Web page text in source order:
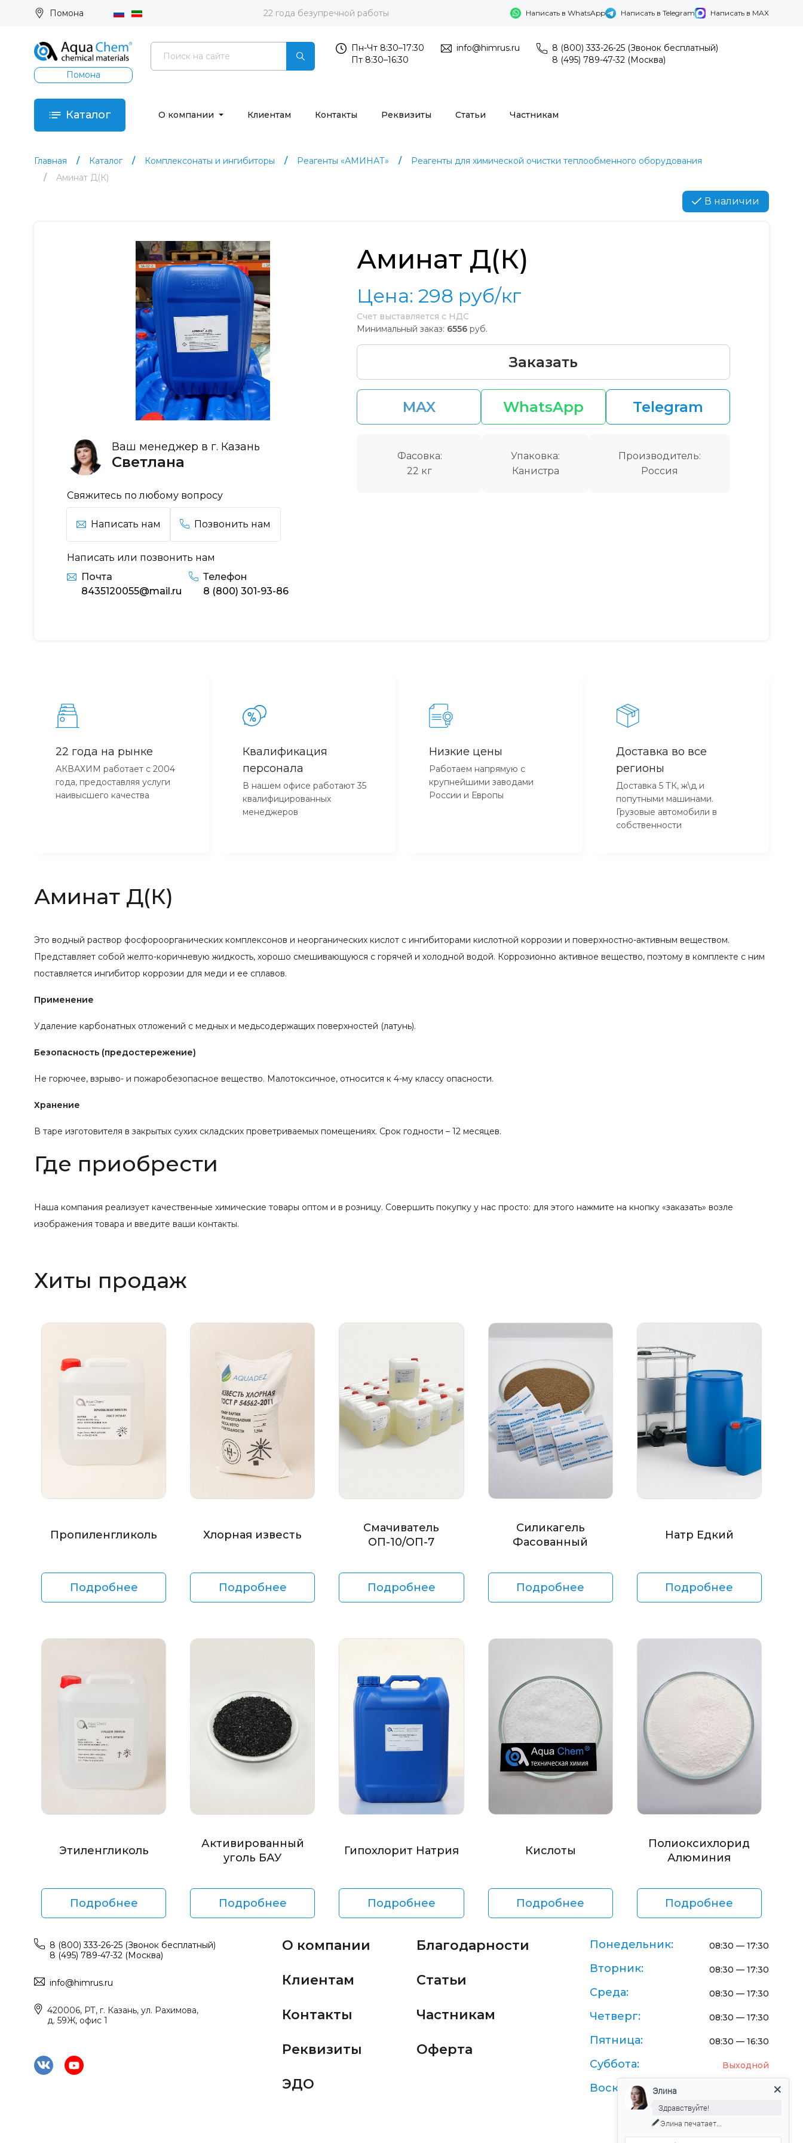
Помона 22 года безупречной работы Написать в WhatsApp Написать в Telegram Написать в MAX
Помона
Пн-Чт 8:30–17:30
Пт 8:30–16:30
info@himrus.ru
8 (800) 333-26-25 (Звонок бесплатный)
8 (495) 789-47-32 (Москва)
Каталог О компании Клиентам Контакты Реквизиты Статьи Частникам
Главная Каталог Комплексонаты и ингибиторы Реагенты «АМИНАТ»
Реагенты для химической очистки теплообменного оборудования
Аминат Д(К)
В наличии
Ваш менеджер в г. Казань
Светлана
Свяжитесь по любому вопросу
Написать нам Позвонить нам
Написать или позвонить нам
Почта
8435120055@mail.ru
Телефон
8 (800) 301-93-86
Аминат Д(К)
Цена: 298 руб/кг
Счет выставляется с НДС
Минимальный заказ: 6556 руб.
Заказать
MAX WhatsApp Telegram
Фасовка:
22 кг
Упаковка:
Канистра
Производитель:
Россия
22 года на рынке
АКВАХИМ работает с 2004
года, предоставляя услуги
наивысшего качества
Квалификация
персонала
В нашем офисе работают 35
квалифицированных
менеджеров
Низкие цены
Работаем напрямую с
крупнейшими заводами
России и Европы
Доставка во все
регионы
Доставка 5 ТК, ж\д и
попутными машинами.
Грузовые автомобили в
собственности
Аминат Д(К)
Это водный раствор фосфороорганических комплексонов и неорганических кислот с ингибиторами кислотной коррозии и поверхностно-активным веществом.
Представляет собой желто-коричневую жидкость, хорошо смешивающуюся с горячей и холодной водой. Коррозионно активное вещество, поэтому в комплекте с ним
поставляется ингибитор коррозии для меди и ее сплавов.
Применение
Удаление карбонатных отложений с медных и медьсодержащих поверхностей (латунь).
Безопасность (предостережение)
Не горючее, взрыво- и пожаробезопасное вещество. Малотоксичное, относится к 4-му классу опасности.
Хранение
В таре изготовителя в закрытых сухих складских проветриваемых помещениях. Срок годности – 12 месяцев.
Где приобрести
Наша компания реализует качественные химические товары оптом и в розницу. Совершить покупку у нас просто: для этого нажмите на кнопку «заказать» возле
изображения товара и введите ваши контакты.
Хиты продаж
Пропиленгликоль
Подробнее
Хлорная известь
Подробнее
Смачиватель
ОП-10/ОП-7
Подробнее
Силикагель
Фасованный
Подробнее
Натр Едкий
Подробнее
Этиленгликоль
Подробнее
Активированный
уголь БАУ
Подробнее
Гипохлорит Натрия
Подробнее
Кислоты
Подробнее
Полиоксихлорид
Алюминия
Подробнее
8 (800) 333-26-25 (Звонок бесплатный)
8 (495) 789-47-32 (Москва)
info@himrus.ru
420006, РТ, г. Казань, ул. Рахимова,
д. 59Ж, офис 1
О компании
Клиентам
Контакты
Реквизиты
ЭДО
Благодарности
Статьи
Частникам
Оферта
Понедельник: 08:30 — 17:30
Вторник: 08:30 — 17:30
Среда: 08:30 — 17:30
Четверг: 08:30 — 17:30
Пятница: 08:30 — 16:30
Суббота: Выходной
Воскресенье:
Элина
Здравствуйте!
Элина печатает...